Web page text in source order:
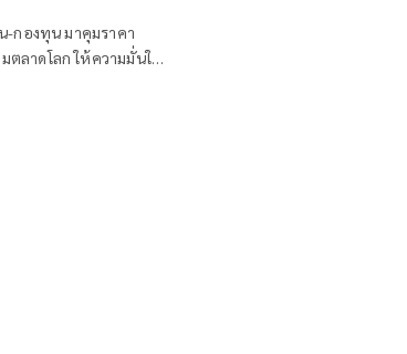
-กองทุน มาคุมราคา
ตลาดโลก ให้ความมั่นใจ